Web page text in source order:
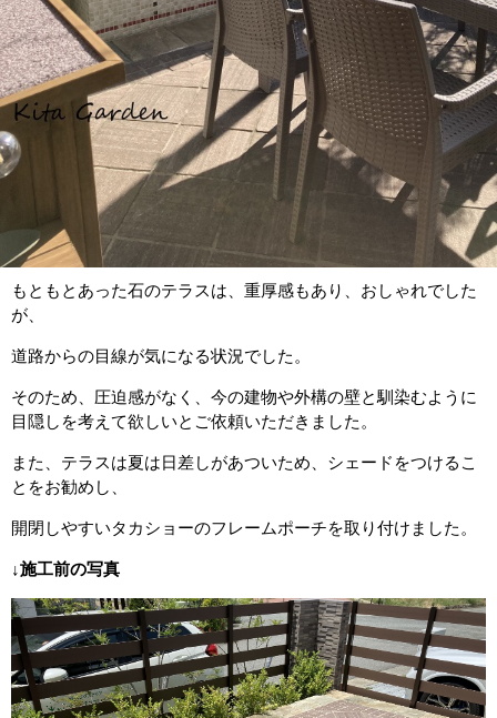
もともとあった石のテラスは、重厚感もあり、おしゃれでした
が、
道路からの目線が気になる状況でした。
そのため、圧迫感がなく、今の建物や外構の壁と馴染むように
目隠しを考えて欲しいとご依頼いただきました。
また、テラスは夏は日差しがあついため、シェードをつけるこ
とをお勧めし、
開閉しやすいタカショーのフレームポーチを取り付けました。
↓施工前の写真